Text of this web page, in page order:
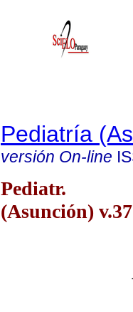
Pediatría
versión On-line
Pediatr.
(Asunción)